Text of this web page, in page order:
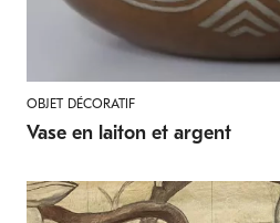
OBJET DÉCORATIF
Vase en laiton et argent